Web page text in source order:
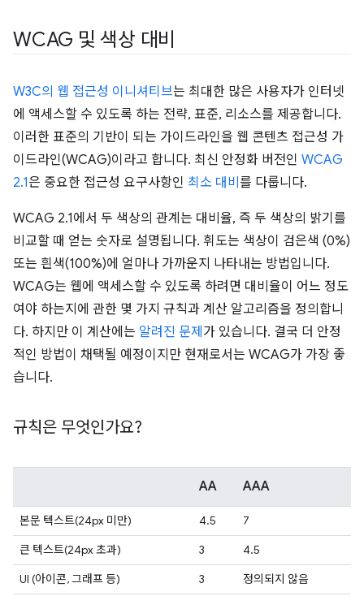
WCAG 및 색상 대비
W3C의 웹 접근성 이니셔티브는 최대한 많은 사용자가 인터넷
에 액세스할 수 있도록 하는 전략, 표준, 리소스를 제공합니다.
이러한 표준의 기반이 되는 가이드라인을 웹 콘텐츠 접근성 가
이드라인(WCAG)이라고 합니다. 최신 안정화 버전인 WCAG
2.1은 중요한 접근성 요구사항인 최소 대비 를 다룹니다.
WCAG 2.1에서 두 색상의 관계는 대비율, 즉 두 색상의 밝기를
비교할 때 얻는 숫자로 설명됩니다. 휘도는 색상이 검은색 (0%)
또는 흰색(100%)에 얼마나 가까운지 나타내는 방법입니다.
WCAG는 웹에 액세스할 수 있도록 하려면 대비율이 어느 정도
여야 하는지에 관한 몇 가지 규칙과 계산 알고리즘을 정의합니
다. 하지만 이 계산에는 알려진 문제 가 있습니다. 결국 더 안정
적인 방법이 채택될 예정이지만 현재로서는 WCAG가 가장 좋
습니다.
규칙은 무엇인가요?
AA AAA
본문 텍스트(24px 미만) 4.5
7
큰 텍스트(24px 초과)
3
4.5
UI (아이콘, 그래프 등)
3 정의되지 않음